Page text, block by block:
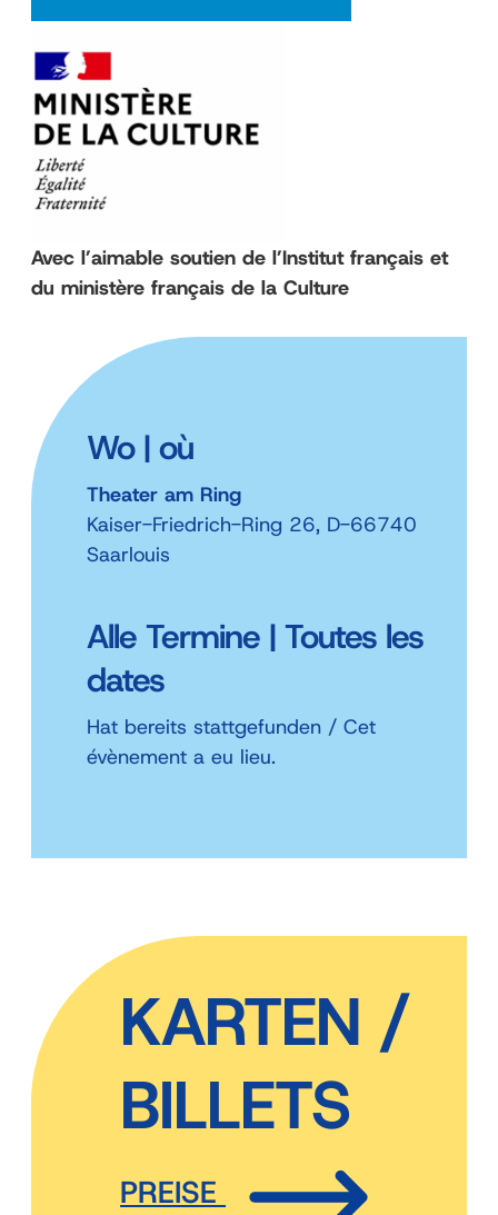
Avec l’aimable soutien de l’Institut français et
du ministère français de la Culture
Wo | où
Theater am Ring
Kaiser-Friedrich-Ring 26, D-66740
Saarlouis
Alle Termine | Toutes les
dates
Hat bereits stattgefunden / Cet
évènement a eu lieu.
KARTEN /
BILLETS
PREISE